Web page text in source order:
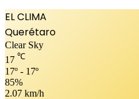
EL CLIMA
Querétaro
Clear Sky
17 ℃
17º - 17º
85%
2.07 km/h